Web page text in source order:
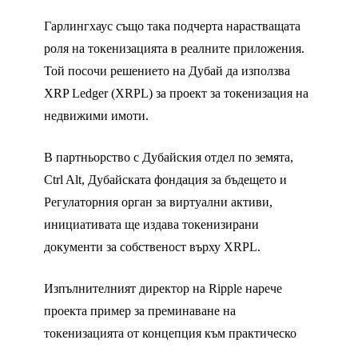
Quick overview/takeaways:
· Brad was unequivocal that Ripple didn't
pursue…
— Chris Brummer (@ChrisBrummerDr)
June 3, 2025
Гарлингхаус също така подчерта нарастващата
роля на токенизацията в реалните приложения.
Той посочи решението на Дубай да използва
XRP Ledger (XRPL) за проект за токенизация на
недвижими имоти.
В партньорство с Дубайския отдел по земята,
Ctrl Alt, Дубайската фондация за бъдещето и
Регулаторния орган за виртуални активи,
инициативата ще издава токенизирани
документи за собственост върху XRPL.
Изпълнителният директор на Ripple нарече
проекта пример за преминаване на
токенизацията от концепция към практическо